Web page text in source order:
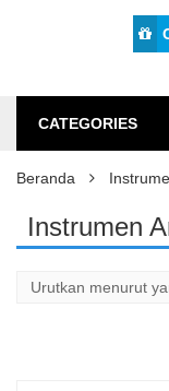
CATEGORIES
Beranda
Instrumen